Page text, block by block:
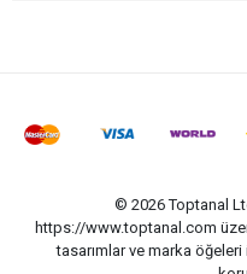
© 2026 Toptanal
https://www.toptanal.com
tasarımlar ve marka